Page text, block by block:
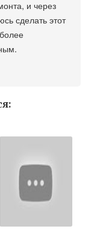
и через
сделать этот